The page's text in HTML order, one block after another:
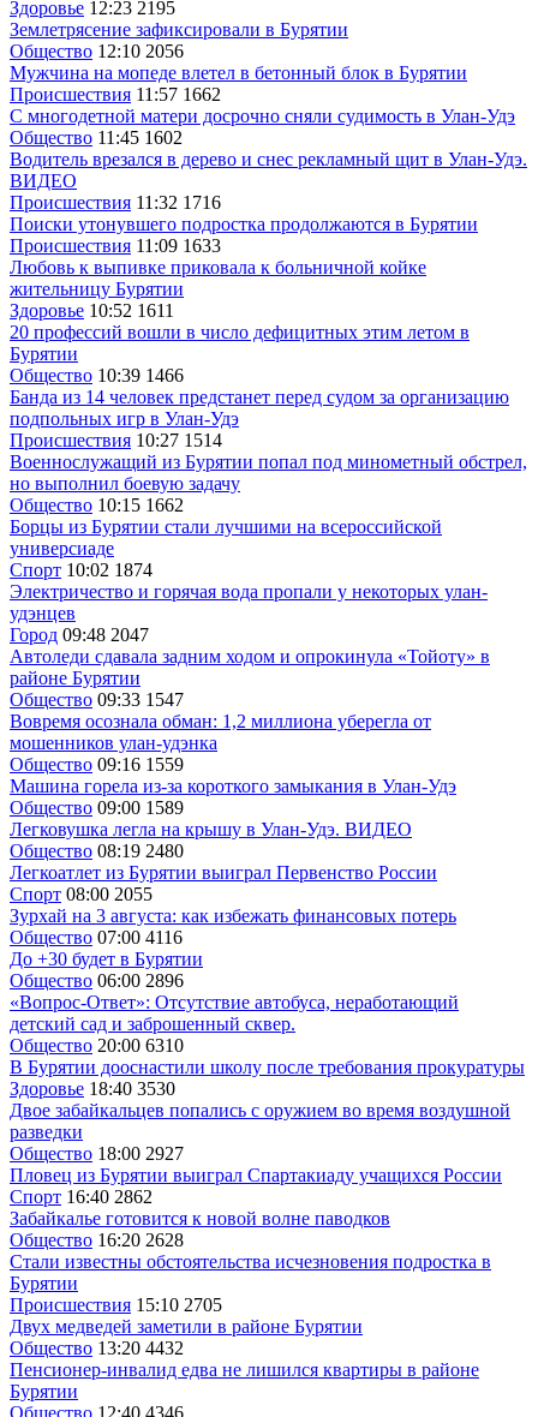
Здоровье 12:23 2195
Землетрясение зафиксировали в Бурятии
Общество 12:10 2056
Мужчина на мопеде влетел в бетонный блок в Бурятии
Происшествия 11:57 1662
С многодетной матери досрочно сняли судимость в Улан-Удэ
Общество 11:45 1602
Водитель врезался в дерево и снес рекламный щит в Улан-Удэ.
ВИДЕО
Происшествия 11:32 1716
Поиски утонувшего подростка продолжаются в Бурятии
Происшествия 11:09 1633
Любовь к выпивке приковала к больничной койке
жительницу Бурятии
Здоровье 10:52 1611
20 профессий вошли в число дефицитных этим летом в
Бурятии
Общество 10:39 1466
Банда из 14 человек предстанет перед судом за организацию
подпольных игр в Улан-Удэ
Происшествия 10:27 1514
Военнослужащий из Бурятии попал под минометный обстрел,
но выполнил боевую задачу
Общество 10:15 1662
Борцы из Бурятии стали лучшими на всероссийской
универсиаде
Спорт 10:02 1874
Электричество и горячая вода пропали у некоторых улан-
удэнцев
Город 09:48 2047
Автоледи сдавала задним ходом и опрокинула «Тойоту» в
районе Бурятии
Общество 09:33 1547
Вовремя осознала обман: 1,2 миллиона уберегла от
мошенников улан-удэнка
Общество 09:16 1559
Машина горела из-за короткого замыкания в Улан-Удэ
Общество 09:00 1589
Легковушка легла на крышу в Улан-Удэ. ВИДЕО
Общество 08:19 2480
Легкоатлет из Бурятии выиграл Первенство России
Спорт 08:00 2055
Зурхай на 3 августа: как избежать финансовых потерь
Общество 07:00 4116
До +30 будет в Бурятии
Общество 06:00 2896
«Вопрос-Ответ»: Отсутствие автобуса, неработающий
детский сад и заброшенный сквер.
Общество 20:00 6310
В Бурятии дооснастили школу после требования прокуратуры
Здоровье 18:40 3530
Двое забайкальцев попались с оружием во время воздушной
разведки
Общество 18:00 2927
Пловец из Бурятии выиграл Спартакиаду учащихся России
Спорт 16:40 2862
Забайкалье готовится к новой волне паводков
Общество 16:20 2628
Стали известны обстоятельства исчезновения подростка в
Бурятии
Происшествия 15:10 2705
Двух медведей заметили в районе Бурятии
Общество 13:20 4432
Пенсионер-инвалид едва не лишился квартиры в районе
Бурятии
Общество 12:40 4346